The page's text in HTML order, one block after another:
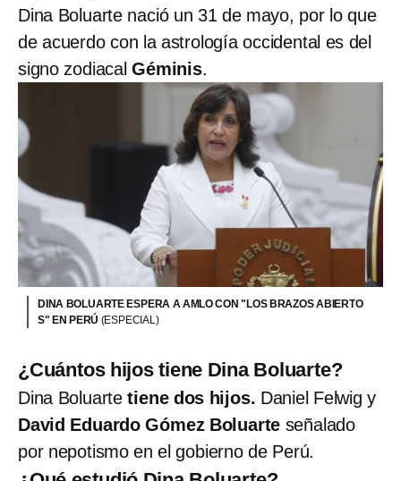
Dina Boluarte nació un 31 de mayo, por lo que
de acuerdo con la astrología occidental es del
signo zodiacalGéminis.
DINA BOLUARTE ESPERA A AMLO CON "LOS BRAZOS ABIERTO
S" EN PERÚ (ESPECIAL)
¿Cuántos hijos tiene Dina Boluarte?
Dina Boluartetiene dos hijos. Daniel Felwig y
David Eduardo Gómez Boluarte señalado
por nepotismo en el gobierno de Perú.